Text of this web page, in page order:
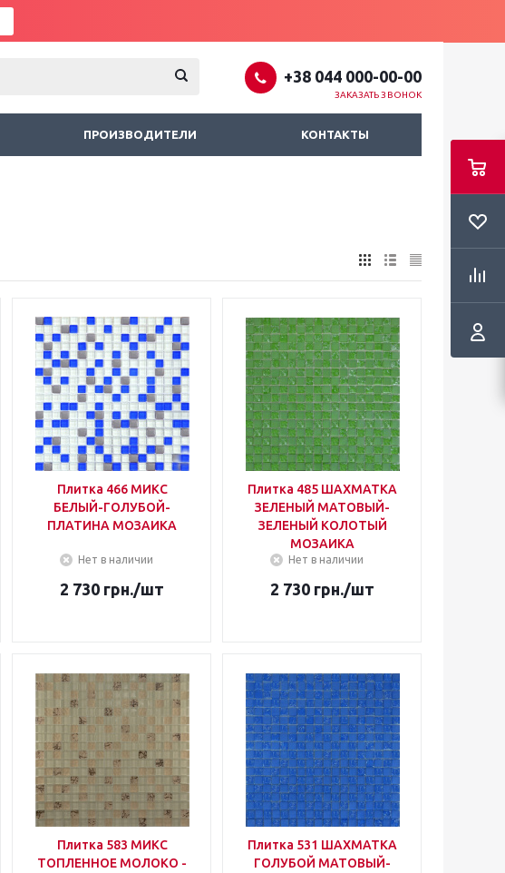
+38 044 000-00-00
ЗАКАЗАТЬ ЗВОНОК
ПРОИЗВОДИТЕЛИ КОНТАКТЫ
Плитка 466 МИКС
БЕЛЫЙ-ГОЛУБОЙ-
ПЛАТИНА МОЗАИКА
Нет в наличии
2 730 грн./шт
Плитка 485 ШАХМАТКА
ЗЕЛЕНЫЙ МАТОВЫЙ-
ЗЕЛЕНЫЙ КОЛОТЫЙ
МОЗАИКА
Нет в наличии
2 730 грн./шт
Плитка 583 МИКС
ТОПЛЕННОЕ МОЛОКО -
Плитка 531 ШАХМАТКА
ГОЛУБОЙ МАТОВЫЙ-